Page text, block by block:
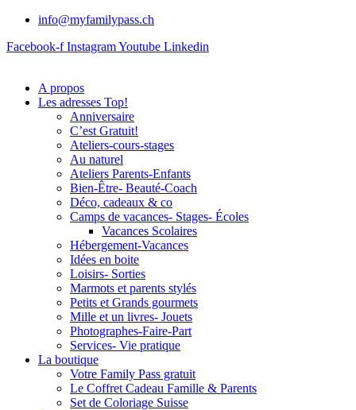
info@myfamilypass.ch
Facebook-f InstagramYoutube Linkedin
A propos
Les adresses Top!
Anniversaire
C’est Gratuit!
Ateliers-cours-stages
Au naturel
Ateliers Parents-Enfants
Bien-Être- Beauté-Coach
Déco, cadeaux & co
Camps de vacances- Stages- Écoles
Vacances Scolaires
Hébergement-Vacances
Idées en boite
Loisirs- Sorties
Marmots et parents stylés
Petits et Grands gourmets
Mille et un livres- Jouets
Photographes-Faire-Part
Services- Vie pratique
La boutique
Votre Family Pass gratuit
Le Coffret Cadeau Famille & Parents
Set de Coloriage Suisse